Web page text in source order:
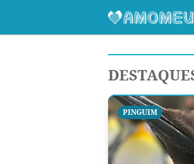
PINGUIM